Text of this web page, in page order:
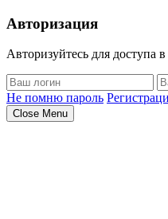
Авторизация
Авторизуйтесь для доступа
Не помню пароль
Close Menu